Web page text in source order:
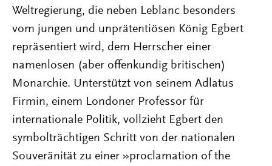
Weltregierung, die neben Leblanc besonders
vom jungen und unprätentiösen König Egbert
repräsentiert wird, dem Herrscher einer
namenlosen (aber offenkundig britischen)
Monarchie. Unterstützt von seinem Adlatus
Firmin, einem Londoner Professor für
internationale Politik, vollzieht Egbert den
symbolträchtigen Schritt von der nationalen
Souveränität zu einer »proclamation of the